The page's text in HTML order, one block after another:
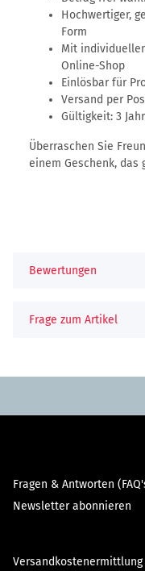
Hochwertiger,
Form
Mit
Online-Shop
Einlösbar für
Versand per
Gültigkeit: 3
Überraschen Sie
einem Geschenk,
Bewertungen
Frage zum Artikel
Fragen & Antworten
Newsletter abonnieren
Versandkostenermittlung